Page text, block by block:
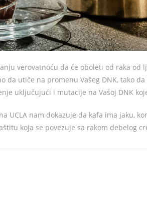
verovatnoću da će oboleti od raka od
da utiče na promenu Vašeg DNK, tako
uključujući i mutacije na Vašoj DNK
UCLA nam dokazuje da kafa ima jaku,
koja se povezuje sa rakom debelog